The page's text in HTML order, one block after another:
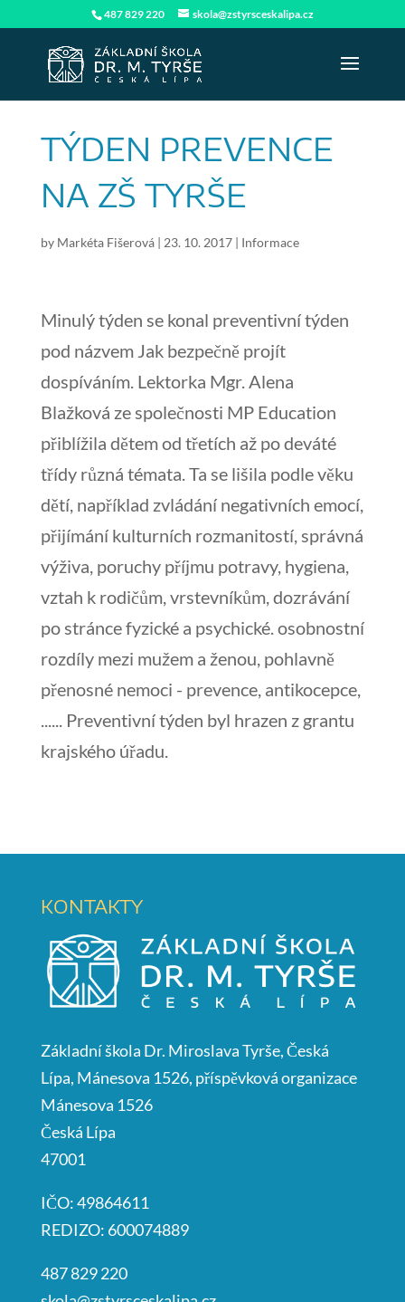
487 829 220 skola@zstyrsceskalipa.cz
TÝDEN PREVENCE
NA ZŠ TYRŠE
by Markéta Fišerová| 23. 10. 2017| Informace
Minulý týden se konal preventivní týden
pod názvem Jak bezpečně projít
dospíváním. Lektorka Mgr. Alena
Blažková ze společnosti MP Education
přiblížila dětem od třetích až po deváté
třídy různá témata. Ta se lišila podle věku
dětí, například zvládání negativních emocí,
přijímání kulturních rozmanitostí, správná
výživa, poruchy příjmu potravy, hygiena,
vztah k rodičům, vrstevníkům, dozrávání
po stránce fyzické a psychické. osobnostní
rozdíly mezi mužem a ženou, pohlavně
přenosné nemoci - prevence, antikocepce,
...... Preventivní týden byl hrazen z grantu
krajského úřadu.
KONTAKTY
Základní škola Dr. Miroslava Tyrše, Česká
Lípa, Mánesova 1526, příspěvková organizace
Mánesova 1526
Česká Lípa
47001
IČO: 49864611
REDIZO: 600074889
487 829 220